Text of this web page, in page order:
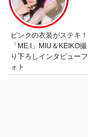
ピンクの衣装がステキ！
「ME:I」MIU＆KEIKO撮
り下ろしインタビューフ
ォト